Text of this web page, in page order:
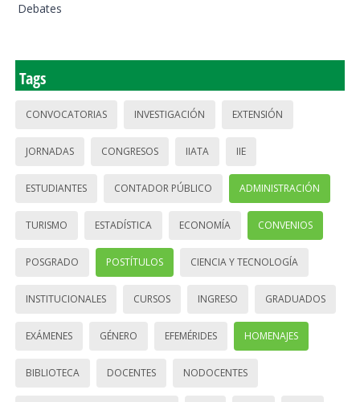
Debates
Tags
CONVOCATORIAS INVESTIGACIÓN EXTENSIÓN
JORNADAS CONGRESOS IIATA IIE
ESTUDIANTES CONTADOR PÚBLICO ADMINISTRACIÓN
TURISMO ESTADÍSTICA ECONOMÍA CONVENIOS
POSGRADO POSTÍTULOS CIENCIA Y TECNOLOGÍA
INSTITUCIONALES CURSOS INGRESO GRADUADOS
EXÁMENES GÉNERO EFEMÉRIDES HOMENAJES
BIBLIOTECA DOCENTES NODOCENTES